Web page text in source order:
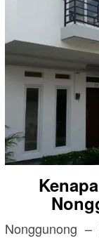
Nonggunong –